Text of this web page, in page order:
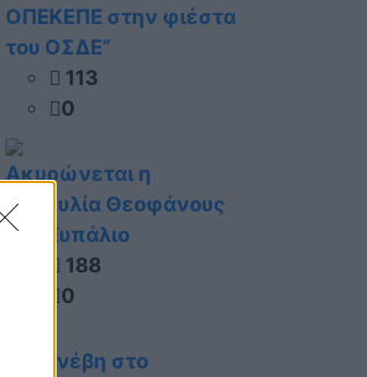
ΟΠΕΚΕΠΕ στην φιέστα
του ΟΣΔΕ”
113
0
Ακυρώνεται η
συναυλία Θεοφάνους
στο Ευπάλιο
188
0
Τι συνέβη στο